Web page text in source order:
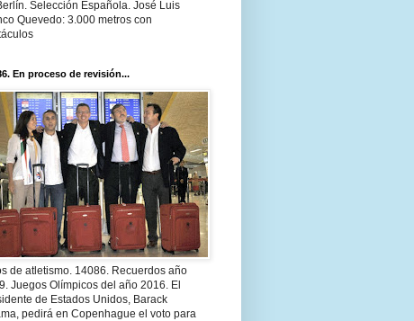
Selección Española. José Luis
Quevedo: 3.000 metros con
En proceso de revisión...
de atletismo. 14086. Recuerdos año
Juegos Olímpicos del año 2016. El
de Estados Unidos, Barack
pedirá en Copenhague el voto para